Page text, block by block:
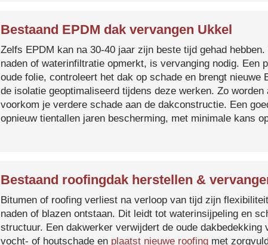
Bestaand EPDM dak vervangen Ukkel
Zelfs EPDM kan na 30-40 jaar zijn beste tijd gehad
naden of waterinfiltratie opmerkt, is vervanging nodig. Een
oude folie, controleert het dak op schade en brengt nieuwe
de isolatie geoptimaliseerd tijdens deze werken. Zo
voorkom je verdere schade aan de dakconstructie. Een
opnieuw tientallen jaren bescherming, met minimale kans
Bestaand roofingdak herstellen &
Bitumen of roofing verliest na verloop van tijd zijn
naden of blazen ontstaan. Dit leidt tot waterinsijpeling en
structuur. Een dakwerker verwijdert de oude dakbedekking
vocht- of houtschade en plaatst nieuwe roofing met